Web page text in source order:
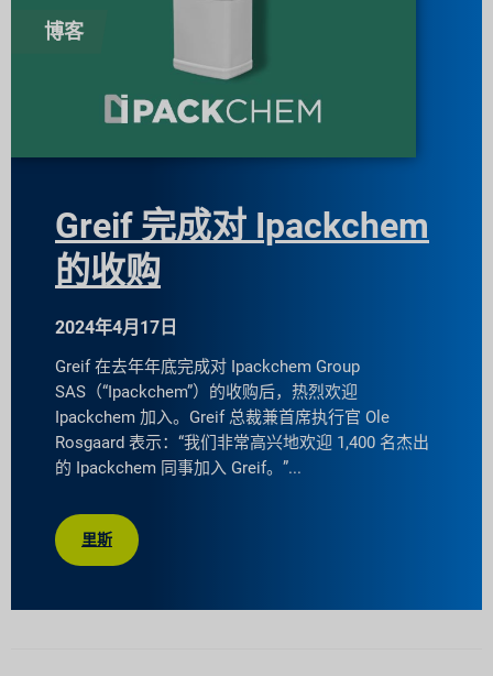
博客
Greif 完成对 Ipackchem
的收购
2024年4月17日
Greif 在去年年底完成对 Ipackchem Group
SAS（“Ipackchem”）的收购后，热烈欢迎
Ipackchem 加入。Greif 总裁兼首席执行官 Ole
Rosgaard 表示：“我们非常高兴地欢迎 1,400 名杰出
的 Ipackchem 同事加入 Greif。”
里斯